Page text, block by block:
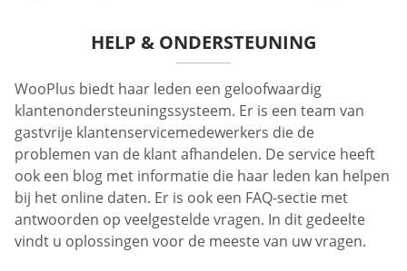
HELP & ONDERSTEUNING
WooPlus biedt haar leden een geloofwaardig
klantenondersteuningssysteem. Er is een team van
gastvrije klantenservicemedewerkers die de
problemen van de klant afhandelen. De service heeft
ook een blog met informatie die haar leden kan helpen
bij het online daten. Er is ook een FAQ-sectie met
antwoorden op veelgestelde vragen. In dit gedeelte
vindt u oplossingen voor de meeste van uw vragen.